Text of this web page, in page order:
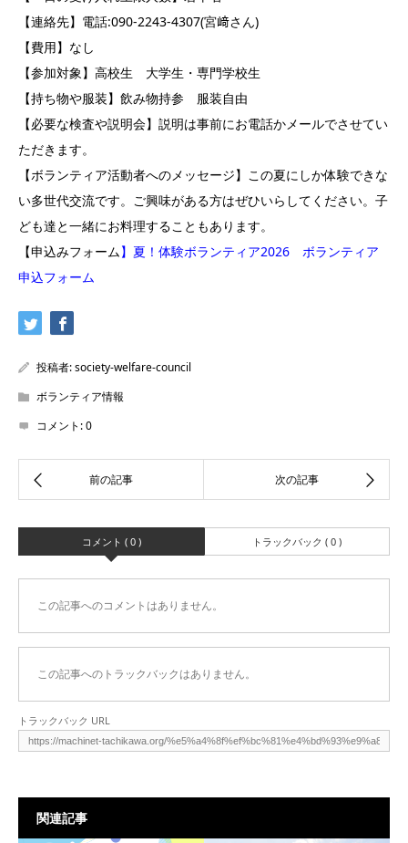
【連絡先】電話:090-2243-4307(宮﨑さん)
【費用】なし
【参加対象】高校生 大学生・専門学校生
【持ち物や服装】飲み物持参 服装自由
【必要な検査や説明会】説明は事前にお電話かメールでさせてい
ただきます。
【ボランティア活動者へのメッセージ】この夏にしか体験できな
い多世代交流です。ご興味がある方はぜひいらしてください。子
ども達と一緒にお料理することもあります。
【申込みフォーム】 夏！体験ボランティア2026 ボランティア
申込フォーム
投稿者:society-welfare-council
ボランティア情報
コメント:0
コメント ( 0 ) トラックバック ( 0 )
この記事へのコメントはありません。
この記事へのトラックバックはありません。
トラックバック URL
関連記事